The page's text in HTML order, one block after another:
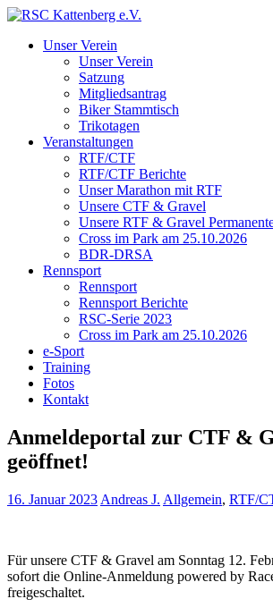
Unser Verein
Unser Verein
Satzung
Mitgliedsantrag
Biker Stammtisch
Trikotagen
Veranstaltungen
RTF/CTF
RTF/CTF Berichte
Unser Marathon mit RTF
Unsere CTF & Gravel
Unsere RTF & Gravel
Cross im Park am 25.10.2026
BDR-DRSA
Rennsport
Rennsport
Rennsport Berichte
RSC-Serie 2023
Cross im Park am 25.10.2026
e-Sport
Training
Fotos
Kontakt
Anmeldeportal zur CTF &
geöffnet!
16. Januar 2023 Andreas J. Allgemein, RTF/
Für unsere CTF & Gravel am Sonntag 12.
sofort die Online-Anmeldung powered by
freigeschaltet.